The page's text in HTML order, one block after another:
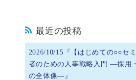
最近の投稿
2026/10/15『【はじめての○○セ
者のための人事戦略入門 ―採用
の全体像―』